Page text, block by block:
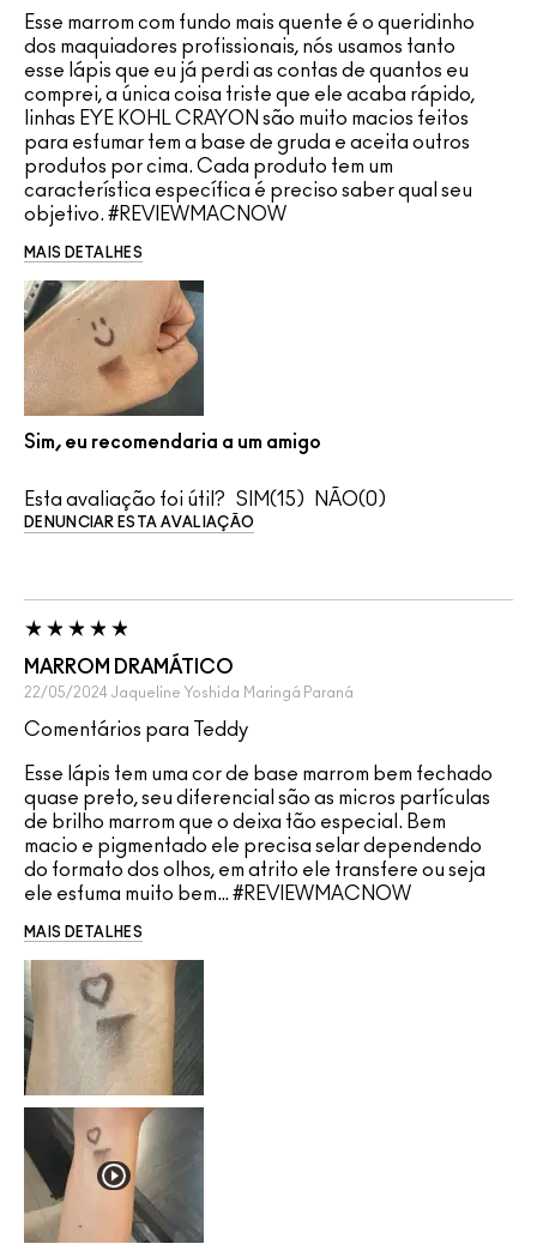
Esse marrom com fundo mais quente é o queridinho
dos maquiadores profissionais, nós usamos tanto
esse lápis que eu já perdi as contas de quantos eu
comprei, a única coisa triste que ele acaba rápido,
linhas EYE KOHL CRAYON são muito macios feitos
para esfumar tem a base de gruda e aceita outros
produtos por cima. Cada produto tem um
característica específica é preciso saber qual seu
objetivo. #REVIEWMACNOW
MAIS DETALHES
Sim, eu recomendaria a um amigo
Esta avaliação foi útil? 15 0
DENUNCIAR ESTA AVALIAÇÃO
MARROM DRAMÁTICO
22/05/2024 Jaqueline Yoshida Maringá Paraná
Comentários para Teddy
Esse lápis tem uma cor de base marrom bem fechado
quase preto, seu diferencial são as micros partículas
de brilho marrom que o deixa tão especial. Bem
macio e pigmentado ele precisa selar dependendo
do formato dos olhos, em atrito ele transfere ou seja
ele esfuma muito bem… #REVIEWMACNOW
MAIS DETALHES